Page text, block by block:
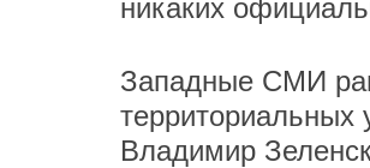
никаких
Западные СМИ
территориальных
Владимир